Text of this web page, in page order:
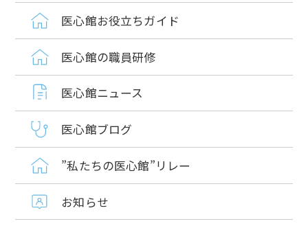
医心館お役立ちガイド
医心館の職員研修
医心館ニュース
医心館ブログ
”私たちの医心館”リレー
お知らせ